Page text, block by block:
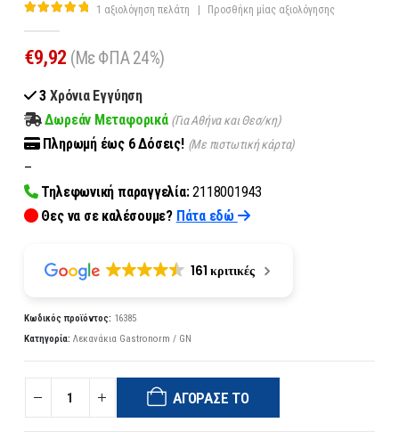
1 αξιολόγηση πελάτη | Προσθήκη μίας αξιολόγησης
€9,92 (Με ΦΠΑ 24%)
3 Χρόνια Εγγύηση
Δωρεάν Μεταφορικά (Για Αθήνα και Θεσ/κη)
Πληρωμή έως 6Δόσεις! (Με πιστωτική κάρτα)
–
Τηλεφωνική παραγγελία:2118001943
Θες να σε καλέσουμε? Πάτα εδώ
161 κριτικές
Κωδικός προϊόντος: 16385
Κατηγορία: Λεκανάκια Gastronorm / GN
ΑΓΌΡΑΣΈ ΤΟ